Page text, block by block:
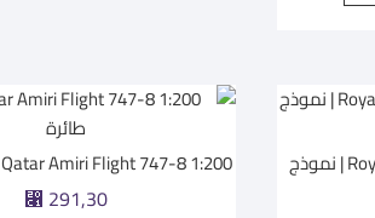
Royal Flight of Oman 747-8 1:200 | نموذج Qatar Amiri Flight 747-8 1:200 | نموذج طائرة
⃁ 291,30